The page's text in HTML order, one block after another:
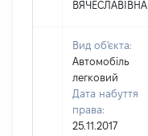
ВЯЧЕСЛАВІВНА
Вид об'єкта:
Автомобіль
легковий
Дата набуття
права:
25.11.2017